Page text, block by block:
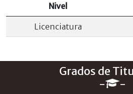
Nivel
Licenciatura
Grados de
-
-